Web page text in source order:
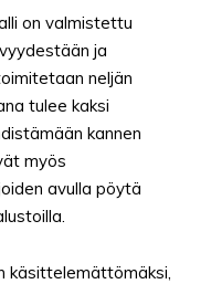
on valmistettu
ja
neljän
tulee kaksi
kannen
myös
avulla pöytä
käsittelemättömäksi,